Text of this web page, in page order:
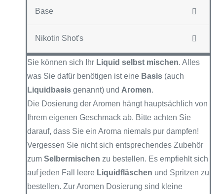
Base
Nikotin Shot's
Sie können sich Ihr Liquid selbst mischen. Alles
was Sie dafür benötigen ist eine Basis (auch
Liquidbasis genannt) und Aromen.
Die Dosierung der Aromen hängt hauptsächlich von
Ihrem eigenen Geschmack ab. Bitte achten Sie
darauf, dass Sie ein Aroma niemals pur dampfen!
Vergessen Sie nicht sich entsprechendes Zubehör
zum Selbermischen zu bestellen. Es empfiehlt sich
auf jeden Fall leere Liquidfläschen und Spritzen zu
bestellen. Zur Aromen Dosierung sind kleine